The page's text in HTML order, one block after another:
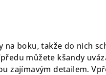
boku, takže do nich
můžete kšandy
zajímavým detailem.